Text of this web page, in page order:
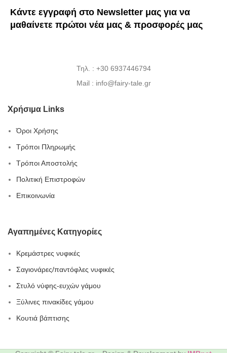
Κάντε εγγραφή στο Newsletter μας για να
μαθαίνετε πρώτοι νέα μας & προσφορές μας
Τηλ. : +30 6937446794
Mail : info@fairy-tale.gr
Χρήσιμα Links
Όροι Χρήσης
Τρόποι Πληρωμής
Τρόποι Αποστολής
Πολιτική Επιστροφών
Επικοινωνία
Αγαπημένες Κατηγορίες
Κρεμάστρες νυφικές
Σαγιονάρες/παντόφλες νυφικές
Στυλό νύφης-ευχών γάμου
Ξύλινες πινακίδες γάμου
Κουτιά βάπτισης